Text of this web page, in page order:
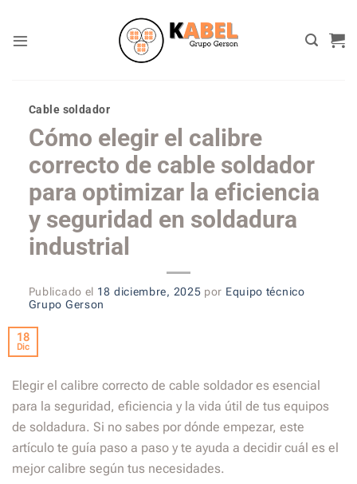
content
Cable soldador
Cómo elegir el calibre
correcto de cable soldador
para optimizar la eficiencia
y seguridad en soldadura
industrial
Publicado el 18 diciembre, 2025 por Equipo técnico
Grupo Gerson
18
Dic
Elegir el calibre correcto de cable soldador es esencial
para la seguridad, eficiencia y la vida útil de tus equipos
de soldadura. Si no sabes por dónde empezar, este
artículo te guía paso a paso y te ayuda a decidir cuál es el
mejor calibre según tus necesidades.